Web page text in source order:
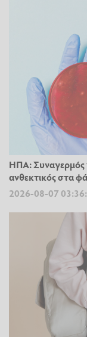
ΗΠΑ: Συναγερμός
ανθεκτικός στα
2026-08-07